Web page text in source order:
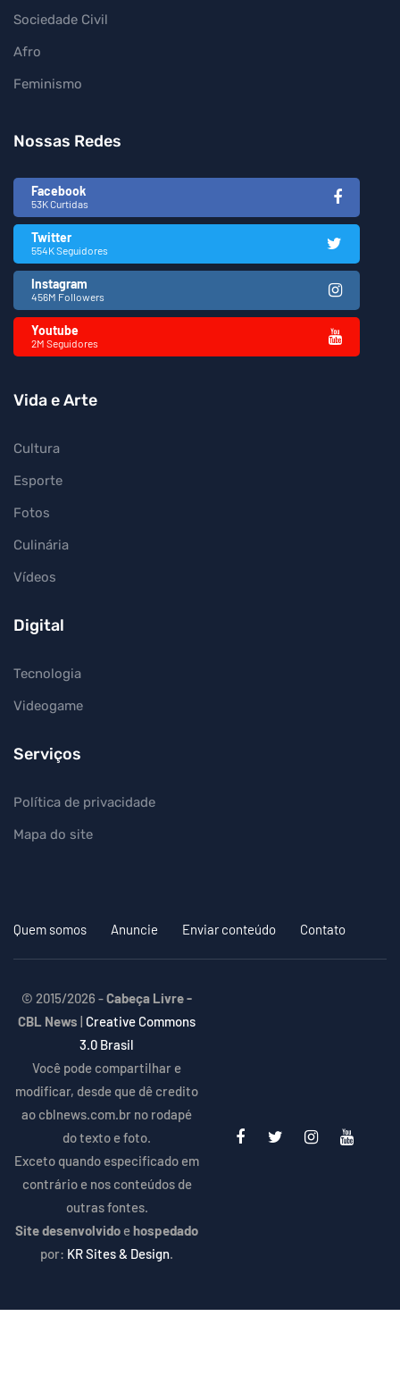
Sociedade Civil
Afro
Feminismo
Nossas Redes
Facebook
53K Curtidas
Twitter
554K Seguidores
Instagram
456M Followers
Youtube
2M Seguidores
Vida e Arte
Cultura
Esporte
Fotos
Culinária
Vídeos
Digital
Tecnologia
Videogame
Serviços
Política de privacidade
Mapa do site
Quem somos Anuncie Enviar conteúdo Contato
© 2015/2026 -Cabeça Livre -
CBL News | Creative Commons
3.0 Brasil
Você pode compartilhar e
modificar, desde que dê credito
ao cblnews.com.br no rodapé
do texto e foto.
Exceto quando especificado em
contrário e nos conteúdos de
outras fontes.
Site desenvolvido ehospedado
por: KR Sites & Design.